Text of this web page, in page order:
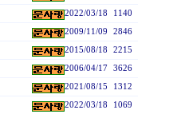
2022/03/18 1140
2009/11/09 2846
2015/08/18 2215
2006/04/17 3626
2021/08/15 1312
2022/03/18 1069